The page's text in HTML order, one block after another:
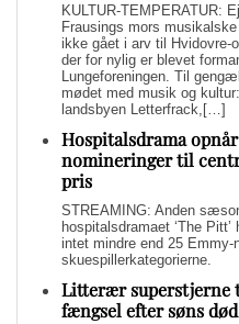
KULTUR-TEMPERATUR:
Frausings mors
ikke gået i arv til Hvidovre-
der for nylig er blevet
Lungeforeningen. Til
mødet med musik og
landsbyen Letterfrack,[…]
Hospitalsdrama opnår
nomineringer til
pris
STREAMING: Anden
hospitalsdramaet ‘The Pitt’
intet mindre end 25 Emmy-
skuespillerkategorierne.
Litterær superstjerne
fængsel efter søns død